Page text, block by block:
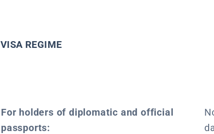
VISA REGIME
For holders of diplomatic and official
passports: